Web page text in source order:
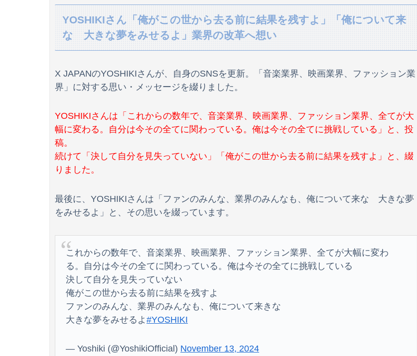
轢かれた自転車以外まともに交通ルール守る気ない事故動画がコレｗｗｗｗｗｗｗ
【後編】ファミレスでバイトを始めた嫁が10歳年下のフリーターと性行為してた
【恐怖】酒とタバコを愛する日常系女性YouTuber、ガチで体が終わる・・・
海外「全部日本の真似だったのか…」 日本の普通のテレビ番組が最新SNSの数十年先を行っていたと話題に
【悲報】台風13号さん、方向転換して日本に向かうも上陸前に945hPaから910hPaに弱まってしまう
【朗報】日産、2年ぶりの黒字37億円！
竹俣紅アナ、ノースリVネックお●ぱいエッロ！横乳の膨らみエッチ過ぎる
山本倖千恵アナ 直履きレギンスで激しく乳揺れトレーニング！！【GIF動画あり】
【画像】ファミマの「盛りすぎチャレンジ」、全商品買うて来たでwwwww
【戦慄】クマ、78歳男性に『恐ろしい事』をしてしまう！！！！！！！
YOSHIKIさん「俺がこの世から去る前に結果を残すよ」「俺について来
な 大きな夢をみせるよ」業界の改革へ想い
X JAPANのYOSHIKIさんが、自身のSNSを更新。「音楽業界、映画業界、ファッション業
界」に対する思い・メッセージを綴りました。
YOSHIKIさんは「これからの数年で、音楽業界、映画業界、ファッション業界、全てが大
幅に変わる。自分は今その全てに関わっている。俺は今その全てに挑戦している」と、投
稿。
続けて「決して自分を見失っていない」「俺がこの世から去る前に結果を残すよ」と、綴
りました。
最後に、YOSHIKIさんは「ファンのみんな、業界のみんなも、俺について来な 大きな夢
をみせるよ」と、その思いを綴っています。
これからの数年で、音楽業界、映画業界、ファッション業界、全てが大幅に変わ
る。自分は今その全てに関わっている。俺は今その全てに挑戦している
決して自分を見失っていない
俺がこの世から去る前に結果を残すよ
ファンのみんな、業界のみんなも、俺について来きな
大きな夢をみせるよ#YOSHIKI
— Yoshiki (@YoshikiOfficial) November 13, 2024